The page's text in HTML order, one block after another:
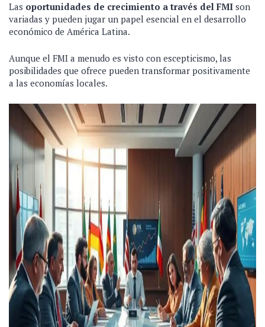
Las oportunidades de crecimiento a través del FMI son
variadas y pueden jugar un papel esencial en el desarrollo
económico de América Latina.
Aunque el FMI a menudo es visto con escepticismo, las
posibilidades que ofrece pueden transformar positivamente
a las economías locales.